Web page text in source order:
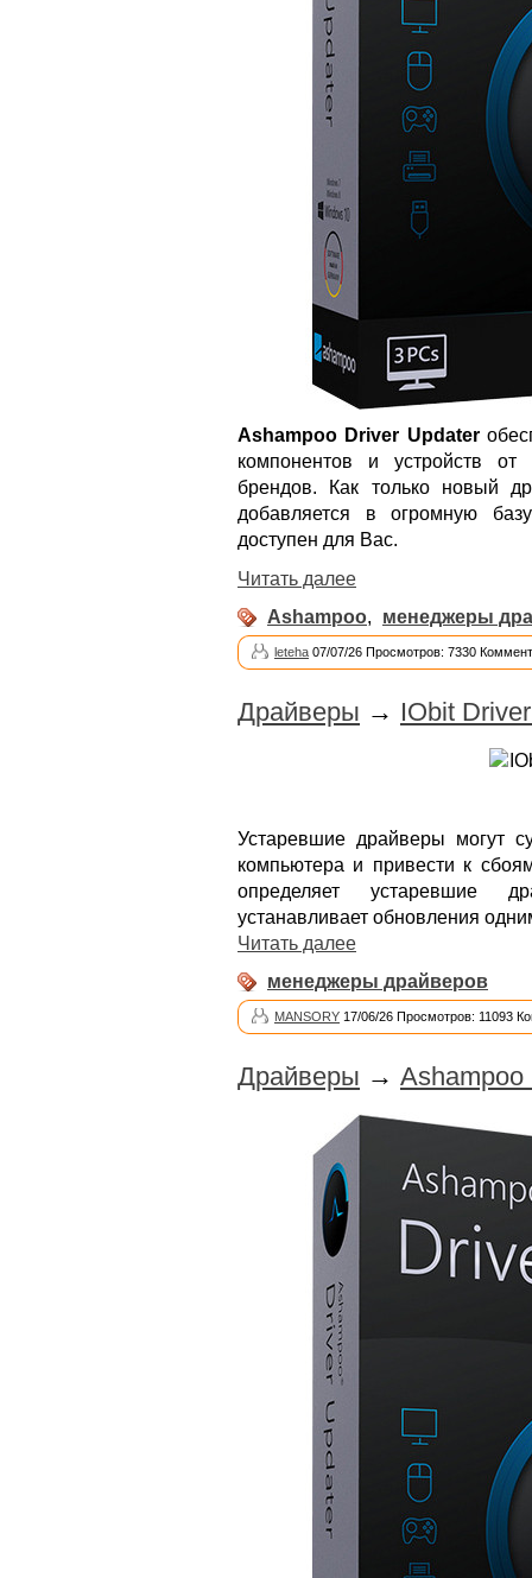
Ashampoo Driver Updater
компонентов и устройств
брендов. Как только новый
добавляется в огромную
доступен для Вас.
Читать далее
Ashampoo, менеджеры
leteha 07/07/26 Просмотров: 7330
Драйверы → IObit
Устаревшие драйверы могут
компьютера и привести к
определяет устаревшие
устанавливает обновления
Читать далее
менеджеры драйверов
MANSORY 17/06/26 Просмотров: 11093
Драйверы → Ashampoo